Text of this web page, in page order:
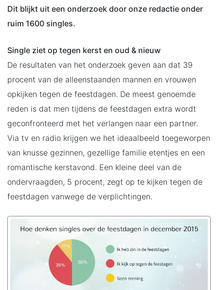
Dit blijkt uit een onderzoek door onze redactie onder
ruim 1600 singles.
Single ziet op tegen kerst en oud & nieuw
De resultaten van het onderzoek geven aan dat 39
procent van de alleenstaanden mannen en vrouwen
opkijken tegen de feestdagen. De meest genoemde
reden is dat men tijdens de feestdagen extra wordt
geconfronteerd met het verlangen naar een partner.
Via tv en radio krijgen we het ideaalbeeld toegeworpen
van knusse gezinnen, gezellige familie etentjes en een
romantische kerstavond. Een kleine deel van de
ondervraagden, 5 procent, zegt op te kijken tegen de
feestdagen vanwege de verplichtingen.